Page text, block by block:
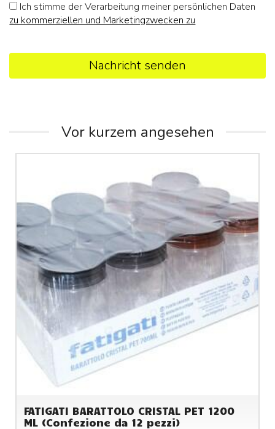
Ich stimme der Verarbeitung meiner persönlichen Daten
zu kommerziellen und Marketingzwecken zu
Nachricht senden
Vor kurzem angesehen
FATIGATI BARATTOLO CRISTAL PET 1200
ML (Confezione da 12 pezzi)